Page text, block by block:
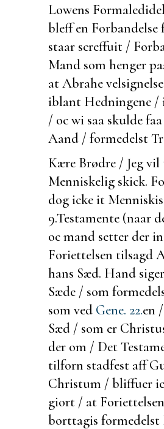
Lowens
bleff en Forbandelse
staar screffuit /
Mand som henger
at Abrahe
iblant Hedningene /
/ oc wi saa skulde
Aand / formedelst
Kære Brødre / Jeg
Menniskelig skick.
dog icke it Menniskis
9.Testamente (naar
oc mand setter der
Foriettelsen tilsagd
hans Sæd. Hand
Sæde / som
som ved Gene. 22.en
Sæd / som er
der om / Det
tilforn stadfest aff
Christum / bliffuer
giort / at
borttagis formedelst